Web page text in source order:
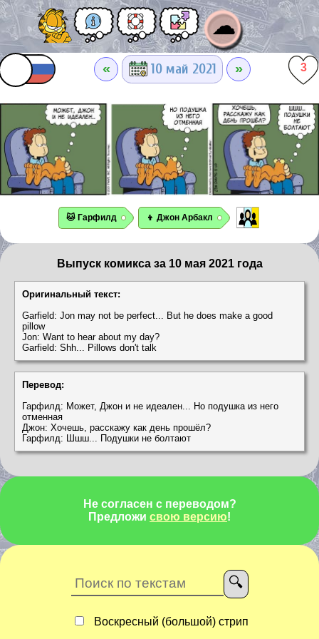
☁
« 10 май 2021 » 3
🐱 Гарфилд 👦 Джон Арбакл
Выпуск комикса за 10 мая 2021 года
Оригинальный текст:
Garfield: Jon may not be perfect... But he does make a good
pillow
Jon: Want to hear about my day?
Garfield: Shh... Pillows don't talk
Перевод:
Гарфилд: Может, Джон и не идеален... Но подушка из него
отменная
Джон: Хочешь, расскажу как день прошёл?
Гарфилд: Шшш... Подушки не болтают
Не согласен с переводом?
Предложи свою версию!
Воскресный (большой) стрип